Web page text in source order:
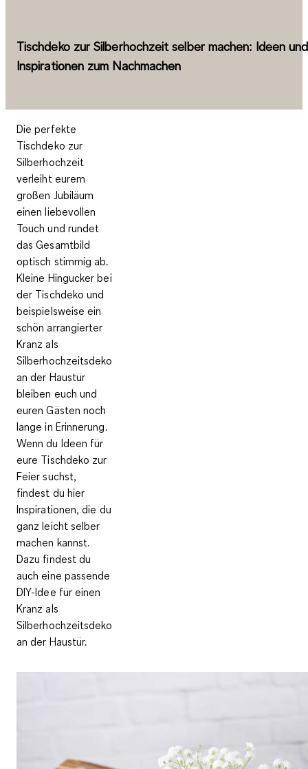
Tischdeko zur Silberhochzeit selber machen: Ideen und
Inspirationen zum Nachmachen
Die perfekte
Tischdeko zur
Silberhochzeit
verleiht eurem
großen Jubiläum
einen liebevollen
Touch und rundet
das Gesamtbild
optisch stimmig ab.
Kleine Hingucker bei
der Tischdeko und
beispielsweise ein
schön arrangierter
Kranz als
Silberhochzeitsdeko
an der Haustür
bleiben euch und
euren Gästen noch
lange in Erinnerung.
Wenn du Ideen für
eure Tischdeko zur
Feier suchst,
findest du hier
Inspirationen, die du
ganz leicht selber
machen kannst.
Dazu findest du
auch eine passende
DIY-Idee für einen
Kranz als
Silberhochzeitsdeko
an der Haustür.